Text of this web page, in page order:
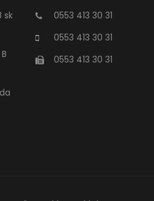
sk
0553 413 30 31
0553 413 30 31
0553 413 30 31